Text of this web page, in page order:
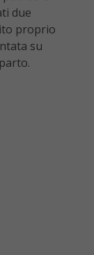
due
proprio
su